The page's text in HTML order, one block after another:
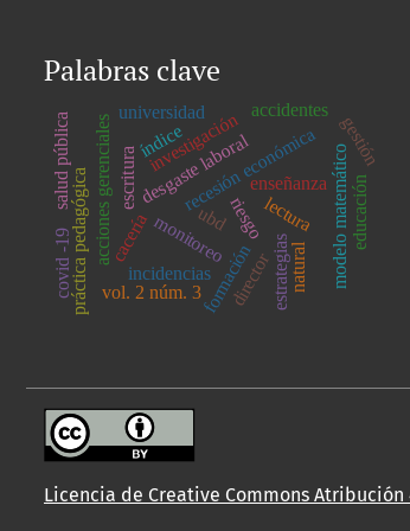
Palabras clave
monitoreo
cacería riesgo
acciones gerenciales
estrategias
recesión económica
escritura
lectura
enseñanza
práctica pedagógica desgaste laboral modelo matemático
incidencias
investigación
formación
gestión
universidad
educación
vol. 2 núm. 3
salud pública
director
índice
accidentes
covid -19 natural
ubd
Licencia de Creative Commons Atribución